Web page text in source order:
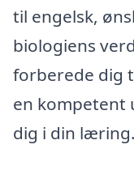
til engelsk,
biologiens
forberede dig
en kompetent
dig i din læring.